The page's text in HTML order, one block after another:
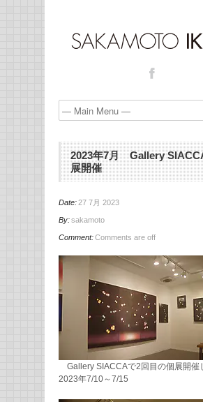
2023年7月 Gallery
展開催
Date:27 7月 2023
By:sakamoto
Comment:Comments are off
Gallery SIACCAで2回目の個展開催
2023年7/10～7/15